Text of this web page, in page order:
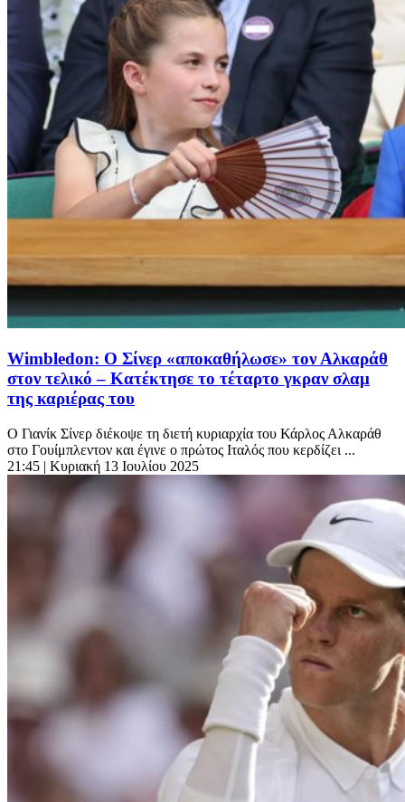
Wimbledon: Ο Σίνερ «αποκαθήλωσε» τον Αλκαράθ
στον τελικό – Κατέκτησε το τέταρτο γκραν σλαμ
της καριέρας του
Ο Γιανίκ Σίνερ διέκοψε τη διετή κυριαρχία του Κάρλος Αλκαράθ
στο Γουίμπλεντον και έγινε ο πρώτος Ιταλός που κερδίζει ...
21:45 | Κυριακή 13 Ιουλίου 2025